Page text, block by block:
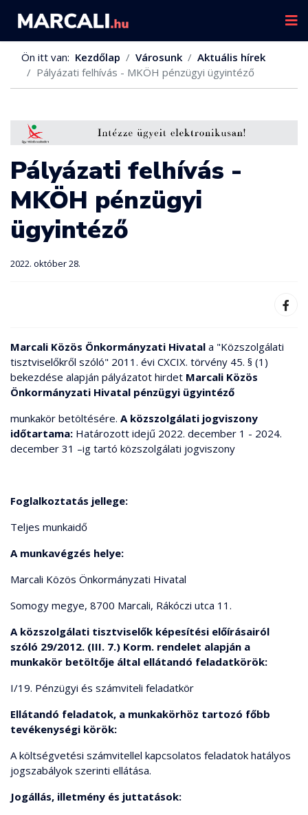
Ön itt van: Kezdőlap Városunk
Aktuális hírek
Pályázati felhívás - MKÖH pénzügyi ügyintéző
Pályázati felhívás -
MKÖH pénzügyi
ügyintéző
2022. október 28.
Marcali Közös Önkormányzati Hivatal a "Közszolgálati
tisztviselőkről szóló" 2011. évi CXCIX. törvény 45. § (1)
bekezdése alapján pályázatot hirdet Marcali Közös
Önkormányzati Hivatal pénzügyi ügyintéző
munkakör betöltésére. A közszolgálati jogviszony
időtartama: Határozott idejű 2022. december 1 - 2024.
december 31 –ig tartó közszolgálati jogviszony
Foglalkoztatás jellege:
Teljes munkaidő
A munkavégzés helye:
Marcali Közös Önkormányzati Hivatal
Somogy megye, 8700 Marcali, Rákóczi utca 11.
A közszolgálati tisztviselők képesítési előírásairól
szóló 29/2012. (III. 7.) Korm. rendelet alapján a
munkakör betöltője által ellátandó feladatkörök:
I/19. Pénzügyi és számviteli feladatkör
Ellátandó feladatok, a munkakörhöz tartozó főbb
tevékenységi körök:
A költségvetési számvitellel kapcsolatos feladatok hatályos
jogszabályok szerinti ellátása.
Jogállás, illetmény és juttatások: